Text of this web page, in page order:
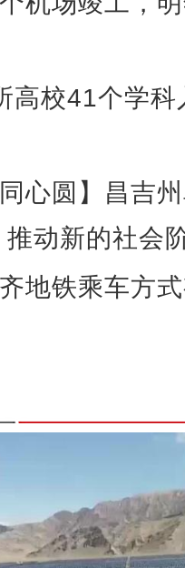
高校41个学科
同心圆】昌吉
动新的社会
地铁乘车方
水磨沟区开设18